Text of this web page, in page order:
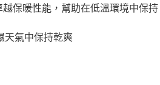
保暖性能，幫助在低溫環境中保持
天氣中保持乾爽